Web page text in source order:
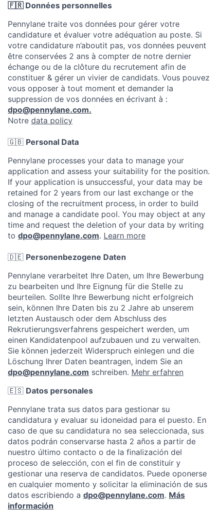
🇫🇷 Données personnelles
Pennylane traite vos données pour gérer votre
candidature et évaluer votre adéquation au poste. Si
votre candidature n’aboutit pas, vos données peuvent
être conservées 2 ans à compter de notre dernier
échange ou de la clôture du recrutement afin de
constituer & gérer un vivier de candidats. Vous pouvez
vous opposer à tout moment et demander la
suppression de vos données en écrivant à :
dpo@pennylane.com.
Notre data policy
🇬🇧 Personal Data
Pennylane processes your data to manage your
application and assess your suitability for the position.
If your application is unsuccessful, your data may be
retained for 2 years from our last exchange or the
closing of the recruitment process, in order to build
and manage a candidate pool. You may object at any
time and request the deletion of your data by writing
to dpo@pennylane.com. Learn more
🇩🇪 Personenbezogene Daten
Pennylane verarbeitet Ihre Daten, um Ihre Bewerbung
zu bearbeiten und Ihre Eignung für die Stelle zu
beurteilen. Sollte Ihre Bewerbung nicht erfolgreich
sein, können Ihre Daten bis zu 2 Jahre ab unserem
letzten Austausch oder dem Abschluss des
Rekrutierungsverfahrens gespeichert werden, um
einen Kandidatenpool aufzubauen und zu verwalten.
Sie können jederzeit Widerspruch einlegen und die
Löschung Ihrer Daten beantragen, indem Sie an
dpo@pennylane.com schreiben. Mehr erfahren
🇪🇸 Datos personales
Pennylane trata sus datos para gestionar su
candidatura y evaluar su idoneidad para el puesto. En
caso de que su candidatura no sea seleccionada, sus
datos podrán conservarse hasta 2 años a partir de
nuestro último contacto o de la finalización del
proceso de selección, con el fin de constituir y
gestionar una reserva de candidatos. Puede oponerse
en cualquier momento y solicitar la eliminación de sus
datos escribiendo a dpo@pennylane.com. Más
información